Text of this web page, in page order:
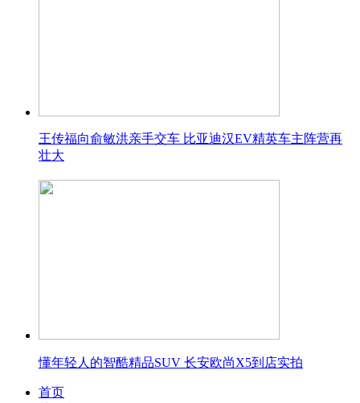
王传福向俞敏洪亲手交车 比亚迪汉EV精英车主阵营再
壮大
懂年轻人的智酷精品SUV 长安欧尚X5到店实拍
首页